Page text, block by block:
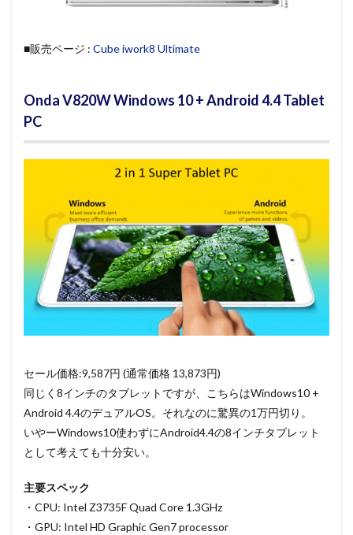
■販売ページ : Cube iwork8 Ultimate
Onda V820W Windows 10 + Android 4.4 Tablet
PC
セール価格:9,587円 (通常価格 13,873円)
同じく8インチのタブレットですが、こちらはWindows10 +
Android 4.4のデュアルOS。それなのに驚異の1万円切り。
いやーWindows10使わずにAndroid4.4の8インチタブレット
として考えても十分安い。
主要スペック
・CPU: Intel Z3735F Quad Core 1.3GHz
・GPU: Intel HD Graphic Gen7 processor